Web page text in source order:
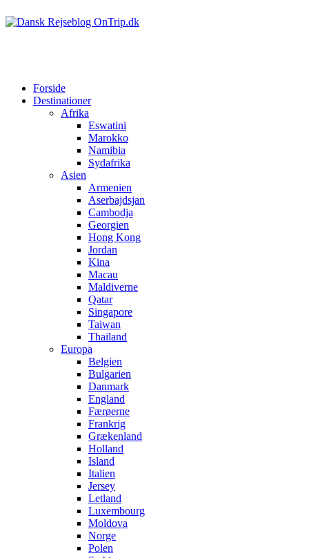
Forside
Destinationer
Afrika
Eswatini
Marokko
Namibia
Sydafrika
Asien
Armenien
Aserbajdsjan
Cambodja
Georgien
Hong Kong
Jordan
Kina
Macau
Maldiverne
Qatar
Singapore
Taiwan
Thailand
Europa
Belgien
Bulgarien
Danmark
England
Færøerne
Frankrig
Grækenland
Holland
Island
Italien
Jersey
Letland
Luxembourg
Moldova
Norge
Polen